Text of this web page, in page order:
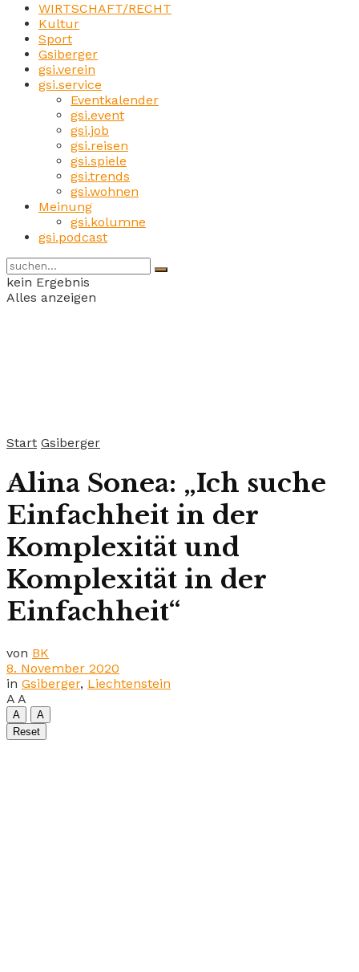
WIRTSCHAFT/RECHT
Kultur
Sport
Gsiberger
gsi.verein
gsi.service
Eventkalender
gsi.event
gsi.job
gsi.reisen
gsi.spiele
gsi.trends
gsi.wohnen
Meinung
gsi.kolumne
gsi.podcast
kein Ergebnis
Alles anzeigen
Start Gsiberger
Alina Sonea: „Ich suche
Einfachheit in der
Komplexität und
Komplexität in der
Einfachheit“
von BK
8. November 2020
in Gsiberger, Liechtenstein
A A
A
A
Reset